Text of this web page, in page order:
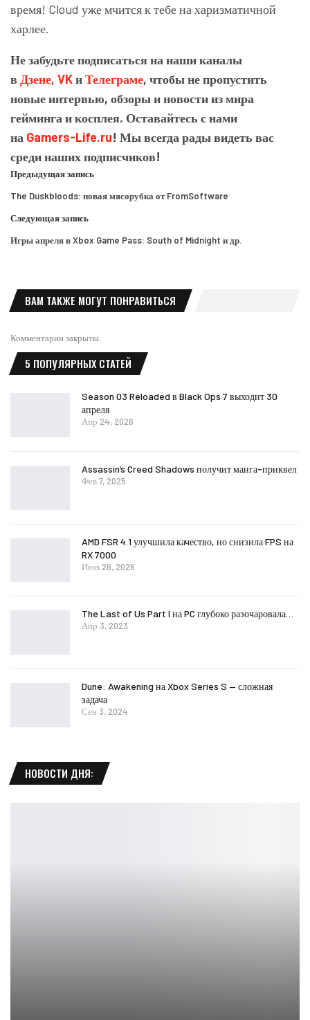
время! Cloud уже мчится к тебе на харизматичной
харлее.
Не забудьте подписаться на наши каналы
в Дзене, VKиТелеграме, чтобы не пропустить
новые интервью, обзоры и новости из мира
гейминга и косплея. Оставайтесь с нами
на Gamers-Life.ru! Мы всегда рады видеть вас
среди наших подписчиков!
Предыдущая запись
The Duskbloods: новая мясорубка от FromSoftware
Следующая запись
Игры апреля в Xbox Game Pass: South of Midnight и др.
ВАМ ТАКЖЕ МОГУТ ПОНРАВИТЬСЯ
Комментарии закрыты.
5 ПОПУЛЯРНЫХ СТАТЕЙ
Season 03 Reloaded в Black Ops 7 выходит 30
апреля
Апр 24, 2026
Assassin’s Creed Shadows получит манга-приквел
Фев 7, 2025
AMD FSR 4.1 улучшила качество, но снизила FPS на
RX 7000
Июн 26, 2026
The Last of Us Part I на PC глубоко разочаровала…
Апр 3, 2023
Dune: Awakening на Xbox Series S — сложная
задача
Сен 3, 2024
НОВОСТИ ДНЯ: